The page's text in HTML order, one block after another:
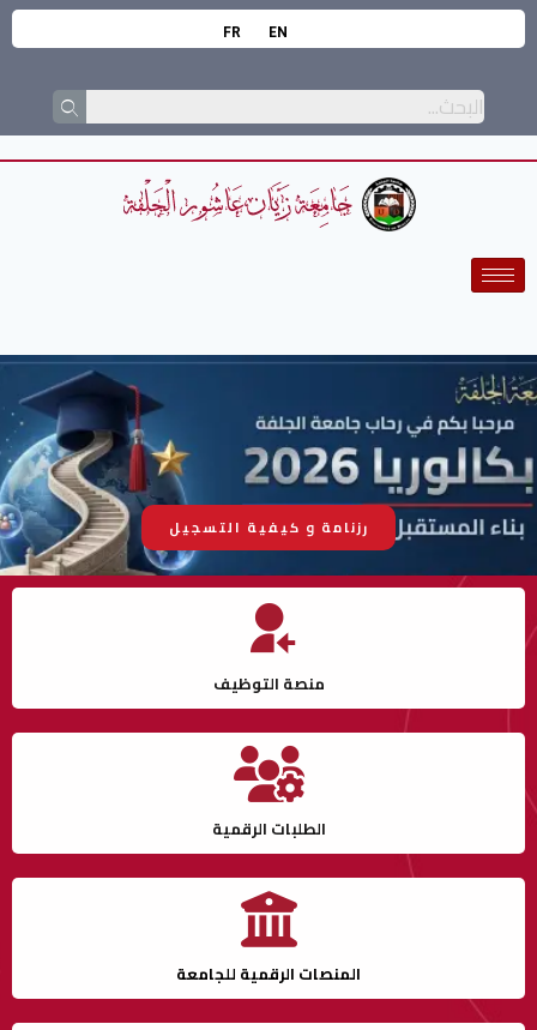
EN
FR
رزنامة و كيفية التسجيل
منصة التوظيف
الطلبات الرقمية
المنصات الرقمية للجامعة